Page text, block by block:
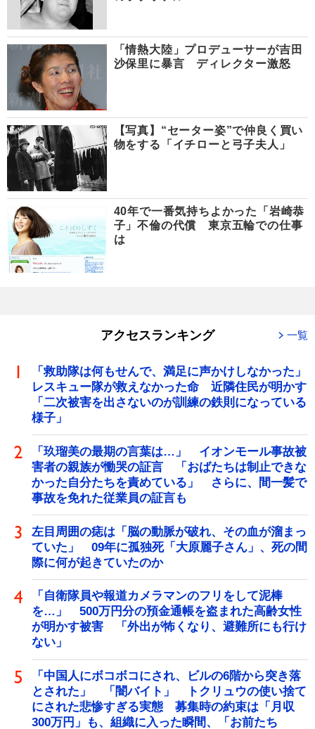
「情熱大陸」プロデューサーが吉田
沙保里に暴言 ディレクター激怒
【写真】“セーター姿”で仲良く買い
物をする「イチローと弓子夫人」
40年で一番気持ちよかった「岩崎恭
子」不倫の代償 東京五輪での仕事
は
アクセスランキング 一覧
「救助隊は何もせんで、満足に声かけしなかった」
レスキュー隊が救えなかった命 近隣住民が明かす
「二次被害を出さないのが訓練の鉄則になっている
様子」
「玖瑠美の最期の言葉は…」 イオンモール事故被
害者の親族が慟哭の証言 「おばたちは制止できな
かった自分たちを責めている」 さらに、間一髪で
事故を免れた従業員の証言も
左目周囲の痣は「脳の動脈が破れ、その血が溜まっ
ていた」 09年に孤独死「大原麗子さん」、死の間
際に何が起きていたのか
「自衛隊員や報道カメラマンのフリをして泥棒
を…」 500万円分の預金通帳を盗まれた高齢女性
が明かす被害 「外出が怖くなり、避難所にも行け
ない」
「中国人にボコボコにされ、ビルの6階から突き落
とされた」 「闇バイト」 トクリュウの使い捨て
にされた悲惨すぎる実態 募集時の約束は「月収
300万円」も、組織に入った瞬間、「お前たち